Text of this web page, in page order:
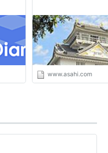
www.asahi.com